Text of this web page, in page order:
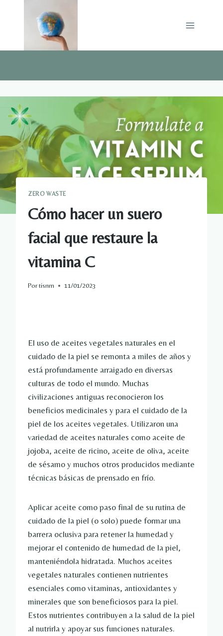
ZERO WASTE
Cómo hacer un suero
facial que restaure la
vitamina C
Portisnm 11/01/2023
El uso de aceites vegetales naturales en el
cuidado de la piel se remonta a miles de años y
está profundamente arraigado en diversas
culturas de todo el mundo. Muchas
civilizaciones antiguas reconocieron los
beneficios medicinales y para el cuidado de la
piel de los aceites vegetales. Utilizaron una
variedad de aceites naturales como aceite de
jojoba, aceite de ricino, aceite de oliva, aceite
de sésamo y muchos otros producidos mediante
técnicas básicas de prensado en frío.
Aplicar aceite como paso final de su rutina de
cuidado de la piel (o solo) puede formar una
barrera oclusiva para retener la humedad y
mejorar el contenido de humedad de la piel,
manteniéndola hidratada. Muchos aceites
vegetales naturales contienen nutrientes
esenciales como vitaminas, antioxidantes y
minerales que son beneficiosos para la piel.
Estos nutrientes contribuyen a la salud de la piel
al nutrirla y apoyar sus funciones naturales.